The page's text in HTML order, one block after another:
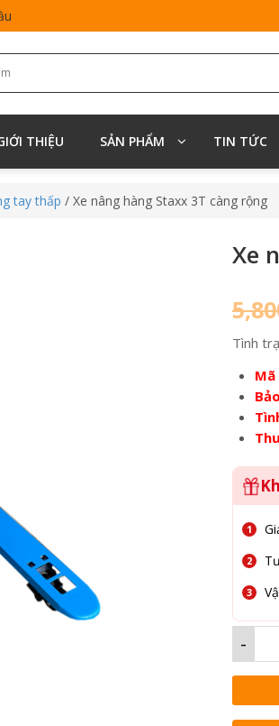
THIỆU SẢN PHẨM TIN TỨC
tay thấp / Xe nâng hàng Staxx 3T càng rộng
Xe
Tình
Mã
-